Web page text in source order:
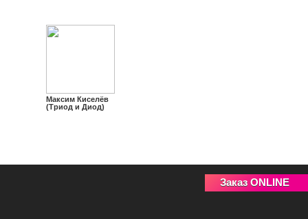
Заказ ONLINE
Максим Киселёв
(Триод и Диод)